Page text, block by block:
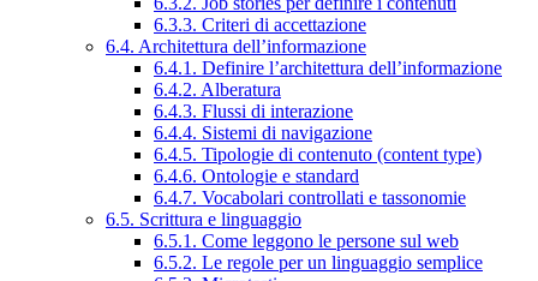
6.3.3. Criteri di accettazione
6.4. Architettura dell’informazione
6.4.1. Definire l’architettura dell’informazione
6.4.2. Alberatura
6.4.3. Flussi di interazione
6.4.4. Sistemi di navigazione
6.4.5. Tipologie di contenuto (content type)
6.4.6. Ontologie e standard
6.4.7. Vocabolari controllati e tassonomie
6.5. Scrittura e linguaggio
6.5.1. Come leggono le persone sul web
6.5.2. Le regole per un linguaggio semplice